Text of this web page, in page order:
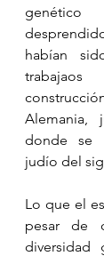
habían
Alemania,
donde se
judío del
Lo que el
pesar de
diversidad